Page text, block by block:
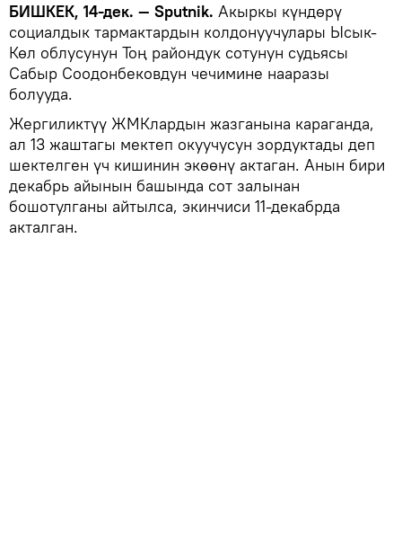
БИШКЕК, 14-дек. — Sputnik. Акыркы күндөрү
социалдык тармактардын колдонуучулары Ысык-
Көл облусунун Тоң райондук сотунун судьясы
Сабыр Соодонбековдун чечимине нааразы
болууда.
Жергиликтүү ЖМКлардын жазганына караганда,
ал 13 жаштагы мектеп окуучусун зордуктады деп
шектелген үч кишинин экөөнү актаган. Анын бири
декабрь айынын башында сот залынан
бошотулганы айтылса, экинчиси 11-декабрда
акталган.